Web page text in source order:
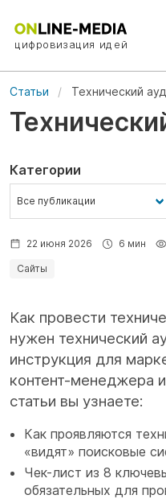
цифровизация идей
Статьи Технический
Категории
22 июня 2026 6 мин
Сайты
Как провести
нужен технический
инструкция для
контент-менеджера
статьи вы узнаете:
Как проявляются
«видят» поисковые
Чек-лист из 8
обязательных для